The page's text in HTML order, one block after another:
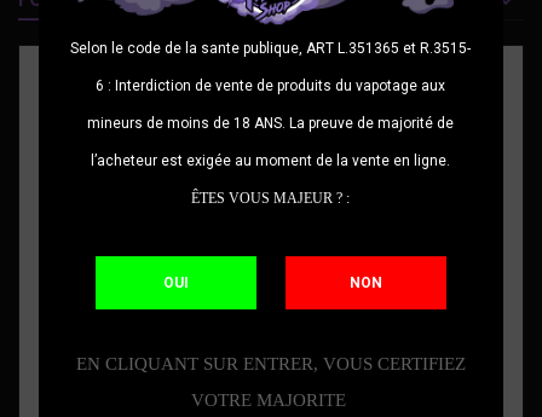
Selon le code de la sante publique, ART L.351365 et R.3515-
6 : Interdiction de vente de produits du vapotage aux
mineurs de moins de 18 ANS. La preuve de majorité de
l’acheteur est exigée au moment de la vente en ligne.
ÊTES VOUS MAJEUR ? :
OUI NON
EN CLIQUANT SUR ENTRER, VOUS CERTIFIEZ
VOTRE MAJORITE